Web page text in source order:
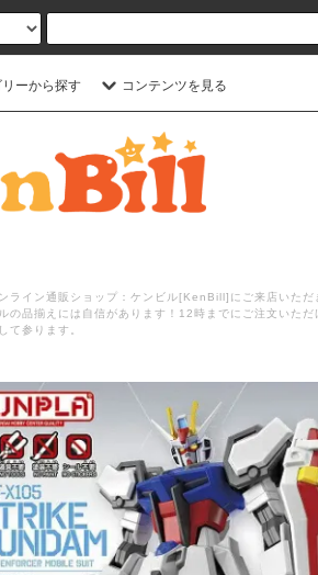
ーから探す コンテンツを見る
ライン通販ショップ：ケンビル[KenBill]にご来店いた
の品揃えには自信があります！12時までにご注文いた
て参ります。